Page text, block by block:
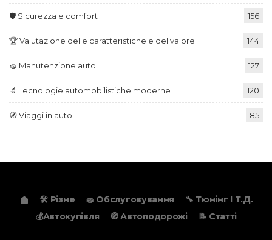
🛡️ Sicurezza e comfort 156
🏆 Valutazione delle caratteristiche e del valore 144
🧽 Manutenzione auto 127
🔬 Tecnologie automobilistiche moderne 120
🧭 Viaggi in auto 85
🛠️ Різне 🧽 Обслуговування
🔧 Тюнінг І Т.д.
💰Автокупівля
🧭 Автоподорожі 📝 Статті